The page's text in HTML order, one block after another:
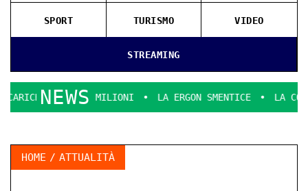
STREAMING
SPORT TURISMO VIDEO
NEWS
7,5 MILIONI LA ERGON SMENTICE LA COMMEDIA
HOME ATTUALITÀ